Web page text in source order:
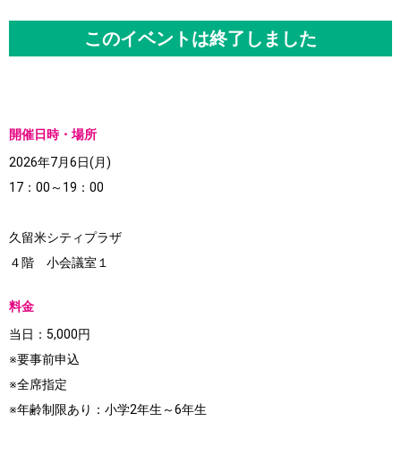
このイベントは終了しました
開催日時・場所
2026年7月6日(月)
17：00～19：00
久留米シティプラザ
４階 小会議室１
料金
当日：5,000円
※要事前申込
※全席指定
※年齢制限あり：小学2年生～6年生